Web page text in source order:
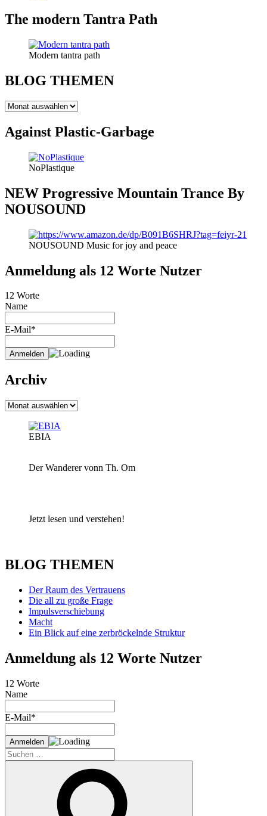
The modern Tantra Path
Modern tantra path
BLOG THEMEN
BLOG
Against Plastic-Garbage
NoPlastique
NEW Progressive Mountain Trance By
NOUSOUND
NOUSOUND Music for joy and peace
Anmeldung als 12 Worte Nutzer
12 Worte
Name
E-Mail*
Archiv
Archiv
EBIA
Der Wanderer vonn Th. Om
Jetzt lesen und verstehen!
BLOG THEMEN
Der Raum des Vertrauens
Die all zu große Frage
Impulsverschiebung
Macht
Ein Blick auf eine zerbröckelnde Struktur
Anmeldung als 12 Worte Nutzer
12 Worte
Name
E-Mail*
Suche
nach: